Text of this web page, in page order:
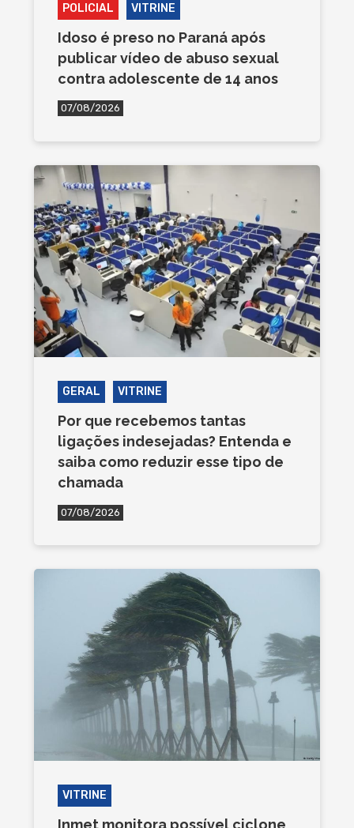
POLICIAL VITRINE
Idoso é preso no Paraná após
publicar vídeo de abuso sexual
contra adolescente de 14 anos
07/08/2026
GERAL VITRINE
Por que recebemos tantas
ligações indesejadas? Entenda e
saiba como reduzir esse tipo de
chamada
07/08/2026
VITRINE
Inmet monitora possível ciclone